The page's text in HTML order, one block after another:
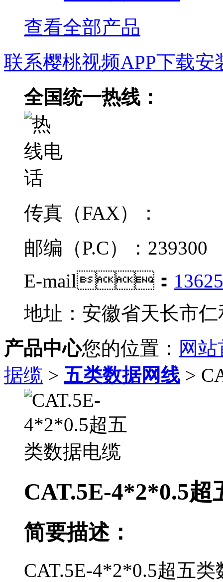
查看全部产品
联系樱桃视频APP下载安
全国统一热线：
传真（FAX）：
邮编（P.C）：239300
E-mail：
地址：安徽省天长市
产品中心您的位置： 网
据缆 > 五类数据网线 >
CAT.5E-4*2*0.5超
简要描述：
CAT.5E-4*2*0.5超五类